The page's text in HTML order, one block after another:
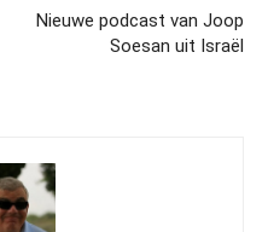
Nieuwe podcast van Joop
Soesan uit Israël